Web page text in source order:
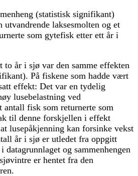
(statistisk signifikant)
utvandrende laksesmolten og et
som gytefisk etter ett år i
to år i sjø var den samme effekten
På fiskene som hadde vært
effekt: Det var en tydelig
lusebelastning ved
fisk som returnerte som
til denne forskjellen i effekt
lusepåkjenning kan forsinke vekst
år i sjø er utledet fra oppgitt
datagrunnlaget og sammenhengen
er hentet fra den